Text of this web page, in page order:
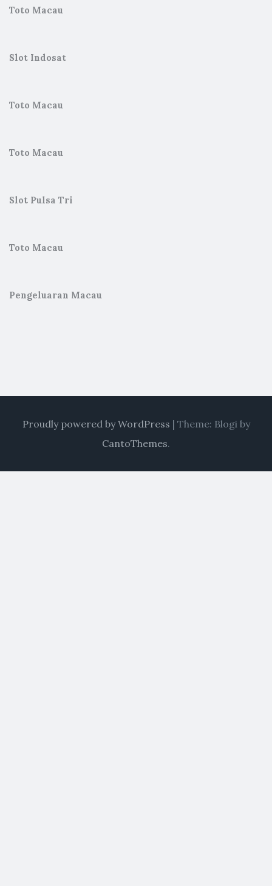
Toto Macau
Slot Indosat
Toto Macau
Toto Macau
Slot Pulsa Tri
Toto Macau
Pengeluaran Macau
Proudly powered by WordPress | Theme: Blogi by
CantoThemes.